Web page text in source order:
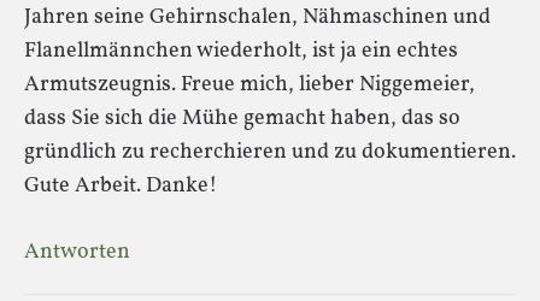
Jahren seine Gehirnschalen, Nähmaschinen und
Flanellmännchen wiederholt, ist ja ein echtes
Armutszeugnis. Freue mich, lieber Niggemeier,
dass Sie sich die Mühe gemacht haben, das so
gründlich zu recherchieren und zu dokumentieren.
Gute Arbeit. Danke!
Antworten